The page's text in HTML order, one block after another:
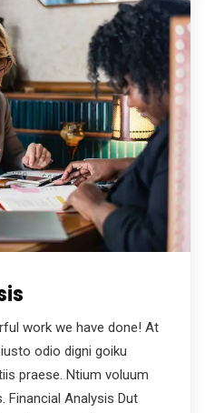
work we have done! At
odio digni goiku
praese. Ntium voluum
Financial Analysis Dut